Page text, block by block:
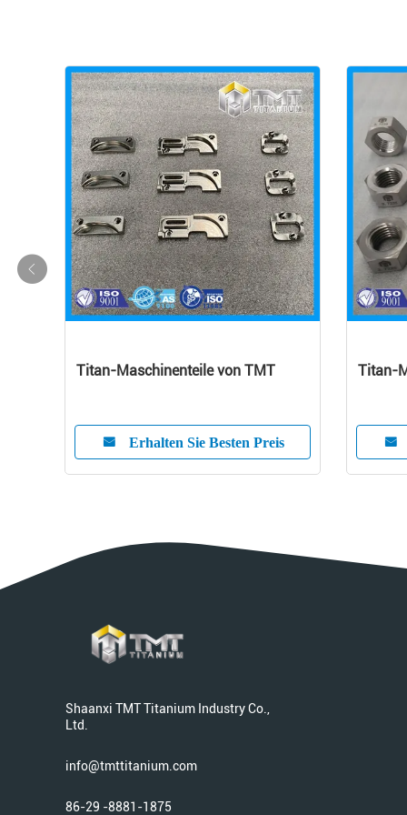
Titan-Maschinenteile von TMT
Erhalten Sie Besten Preis
Titan-
Shaanxi TMT Titanium Industry Co.,
Ltd.
info@tmttitanium.com
86-29 -8881-1875